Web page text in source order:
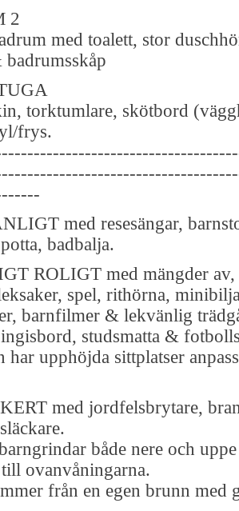
2
med toalett, stor
torktumlare, skötbord
frys.
med resesängar,
badbalja.
ROLIGT med mängder av,
spel, rithörna,
barnfilmer & lekvänlig
studsmatta &
har upphöjda sittplatser
med jordfelsbrytare,
både nere och
ovanvåningarna.
från en egen brunn med